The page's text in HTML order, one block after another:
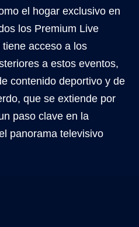
el hogar exclusivo en
los Premium Live
acceso a los
a estos eventos,
contenido deportivo y de
que se extiende por
paso clave en la
panorama televisivo